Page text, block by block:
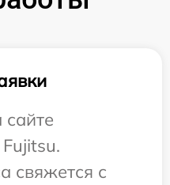
сайте
свяжется с